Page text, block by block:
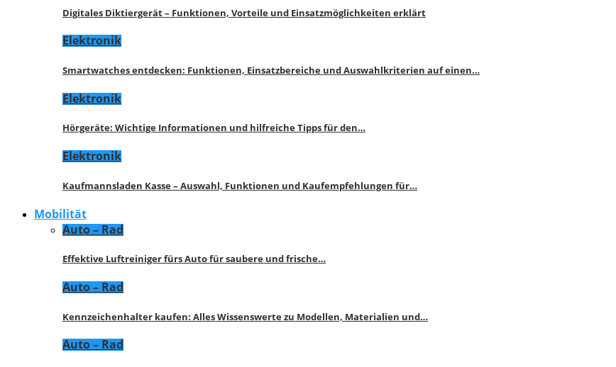
Digitales Diktiergerät – Funktionen, Vorteile und Einsatzmöglichkeiten erklärt
Elektronik
Smartwatches entdecken: Funktionen, Einsatzbereiche und Auswahlkriterien auf einen…
Elektronik
Hörgeräte: Wichtige Informationen und hilfreiche Tipps für den…
Elektronik
Kaufmannsladen Kasse – Auswahl, Funktionen und Kaufempfehlungen für…
Mobilität
Auto – Rad
Effektive Luftreiniger fürs Auto für saubere und frische…
Auto – Rad
Kennzeichenhalter kaufen: Alles Wissenswerte zu Modellen, Materialien und…
Auto – Rad